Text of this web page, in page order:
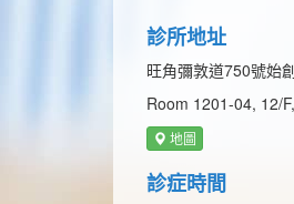
診所地址
旺角彌敦道750號始
Room 1201-04, 12/
地圖
診症時間